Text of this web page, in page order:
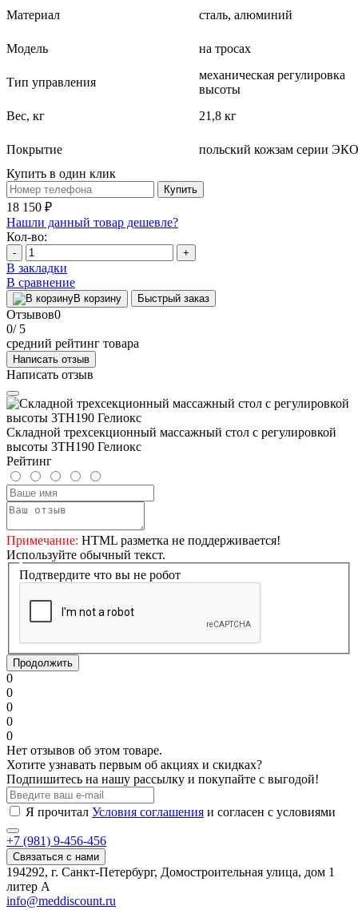
Материал сталь, алюминий
Модель на тросах
Тип управления
механическая регулировка
высоты
Вес, кг
21,8 кг
Покрытие
польский кожзам серии ЭКО
Купить в один клик
Купить
18 150 ₽
Нашли данный товар дешевле?
Кол-во:
- +
В закладки
В сравнение
В корзину Быстрый заказ
Отзывов0
0/ 5
средний рейтинг товара
Написать отзыв
Написать отзыв
Складной трехсекционный массажный стол с регулировкой
высоты 3TН190 Гелиокс
Рейтинг
Примечание: HTML разметка не поддерживается!
Используйте обычный текст.
Подтвердите что вы не робот
Продолжить
0
0
0
0
0
Нет отзывов об этом товаре.
Хотите узнавать первым об акциях и скидках?
Подпишитесь на нашу рассылку и покупайте с выгодой!
Я прочитал Условия соглашения и согласен с условиями
+7 (981) 9-456-456
Связаться с нами
194292, г. Санкт-Петербург, Домостроительная улица, дом 1
литер А
info@meddiscount.ru